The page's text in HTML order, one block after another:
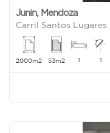
Junin, Mendoza
Carril Santos Lugares
2000m2 53m2 1 1